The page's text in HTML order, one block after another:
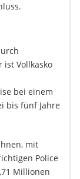
ist Vollkasko
bei einem
bis fünf Jahre
mit
Police
Millionen